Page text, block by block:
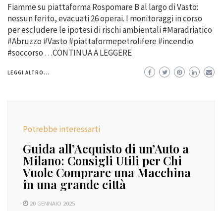
Fiamme su piattaforma Rospomare B al largo di Vasto:
nessun ferito, evacuati 26 operai. I monitoraggi in corso
per escludere le ipotesi di rischi ambientali #Maradriatico
#Abruzzo #Vasto #piattaformepetrolifere #incendio
#soccorso …CONTINUA A LEGGERE
LEGGI ALTRO...
Potrebbe interessarti
Guida all’Acquisto di un’Auto a
Milano: Consigli Utili per Chi
Vuole Comprare una Macchina
in una grande città
20 GENNAIO 2025